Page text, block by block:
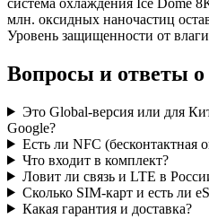
млн. оксидных наночастиц
Уровень защищенности от
Вопросы и ответы
Это Global-версия или для
Google?
Есть ли NFC (бесконтактная
Что входит в комплект?
Ловит ли связь и LTE в
Сколько SIM-карт и есть ли
Какая гарантия и доставка?